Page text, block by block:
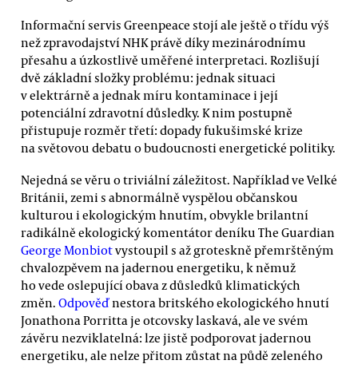
Informační servis Greenpeace stojí ale ještě o třídu výš
než zpravodajství NHK právě díky mezinárodnímu
přesahu a úzkostlivě uměřené interpretaci. Rozlišují
dvě základní složky problému: jednak situaci
v elektrárně a jednak míru kontaminace i její
potenciální zdravotní důsledky. K nim postupně
přistupuje rozměr třetí: dopady fukušimské krize
na světovou debatu o budoucnosti energetické politiky.
Nejedná se věru o triviální záležitost. Například ve Velké
Británii, zemi s abnormálně vyspělou občanskou
kulturou i ekologickým hnutím, obvykle brilantní
radikálně ekologický komentátor deníku The Guardian
George Monbiotvystoupil s až groteskně přemrštěným
chvalozpěvem na jadernou energetiku, k němuž
ho vede oslepující obava z důsledků klimatických
změn. Odpověďnestora britského ekologického hnutí
Jonathona Porritta je otcovsky laskavá, ale ve svém
závěru nezviklatelná: lze jistě podporovat jadernou
energetiku, ale nelze přitom zůstat na půdě zeleného